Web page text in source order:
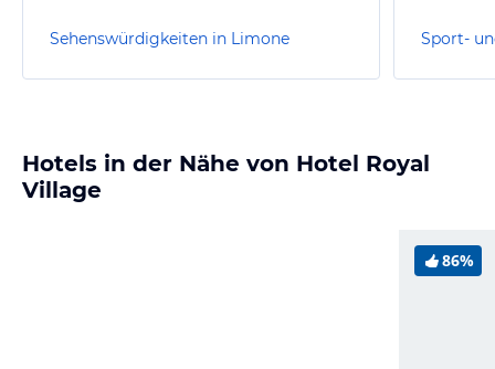
Sehenswürdigkeiten in Limone Sport-
Hotels in der Nähe von Hotel Royal
Village
86%